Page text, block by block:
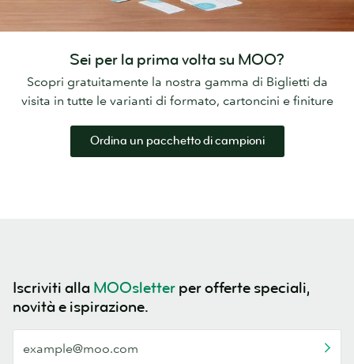
Sei per la prima volta su MOO?
Scopri gratuitamente la nostra gamma di Biglietti da
visita in tutte le varianti di formato, cartoncini e finiture
Ordina un pacchetto di campioni
Iscriviti alla MOOsletter per offerte speciali,
novità e ispirazione.